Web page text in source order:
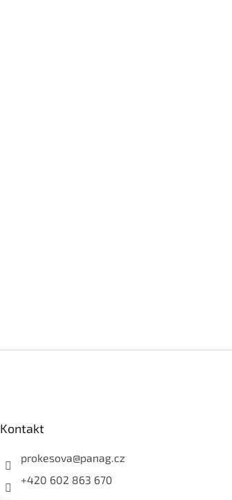
Kontakt
prokesova@panag.cz
+420 602 863 670